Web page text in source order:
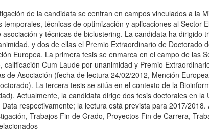
de la candidata se centran en campos vinculados a la
temporales, técnicas de optimización y aplicaciones al Sector
y técnicas de biclustering. La candidata ha dirigido
y dos de ellas el Premio Extraordinario de Doctorado
Europea. La primera tesis se enmarca en el campo de las
calificación Cum Laude por unanimidad y Premio
de Asociación (fecha de lectura 24/02/2012, Mención
La tercera tesis se sitúa en el contexto de la
Actualmente, la candidata dirige dos tesis doctorales en la
respectivamente; la lectura está prevista para 2017/
Trabajos Fin de Grado, Proyectos Fin de Carrera,